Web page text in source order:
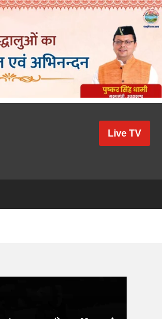
Live TV